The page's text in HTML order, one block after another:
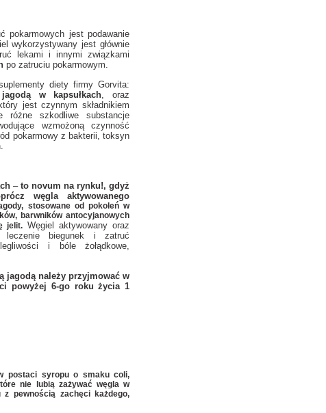
pokarmowych jest podawanie
wykorzystywany jest głównie
lekami i innymi związkami
po zatruciu pokarmowym.
diety firmy Gorvita:
w kapsułkach, oraz
jest czynnym składnikiem
różne szkodliwe substancje
wzmożoną czynność
pokarmowy z bakterii, toksyn
– to novum na rynku!, gdyż
węgla aktywowanego
stosowane od pokoleń w
barwników antocyjanowych
jelit.Węgiel aktywowany oraz
leczenie biegunek i zatruć
i bóle żołądkowe,
jagodą należyprzyjmować w
powyżej 6-go roku życia 1
postaci syropu o smaku coli,
nie lubią zażywać węgla w
pewnością zachęci każdego,